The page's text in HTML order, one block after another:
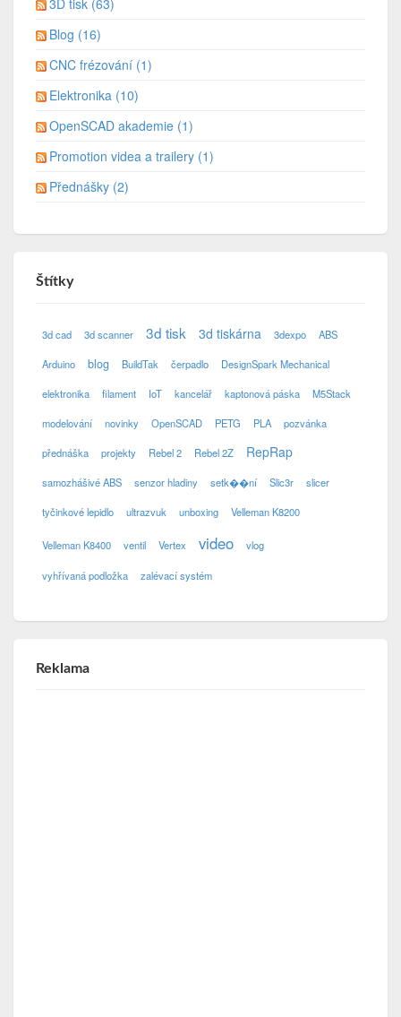
Blog (16)
CNC frézování (1)
Elektronika (10)
OpenSCAD akademie (1)
Promotion videa a trailery (1)
Přednášky (2)
Štítky
3d cad 3d scanner 3d tisk 3d tiskárna 3dexpo ABS
Arduino blog BuildTak čerpadlo DesignSpark Mechanical
elektronika filament IoT kancelář kaptonová páska M5Stack
modelování novinky OpenSCAD PETG PLA pozvánka
přednáška projekty Rebel 2 Rebel 2Z RepRap
samozhášivé ABS senzor hladiny setk��ní Slic3r slicer
tyčinkové lepidlo ultrazvuk unboxing Velleman K8200
Velleman K8400 ventil Vertex video vlog
vyhřívaná podložka zalévací systém
Reklama